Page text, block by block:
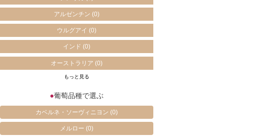
アルゼンチン(0)
ウルグアイ(0)
インド(0)
オーストラリア(0)
もっと見る
●葡萄品種で選ぶ
カベルネ・ソーヴィニヨン(0)
メルロー(0)